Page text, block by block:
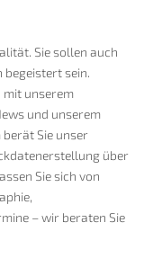
Sie sollen auch
sein.
mit unserem
und unserem
berät Sie unser
über
Sie sich von
– wir beraten Sie